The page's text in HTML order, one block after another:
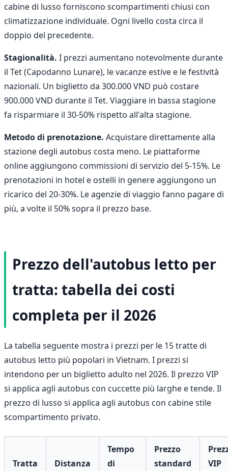
cabine di lusso forniscono scompartimenti chiusi con
climatizzazione individuale. Ogni livello costa circa il
doppio del precedente.
Stagionalità. I prezzi aumentano notevolmente durante
il Tet (Capodanno Lunare), le vacanze estive e le festività
nazionali. Un biglietto da 300.000 VND può costare
900.000 VND durante il Tet. Viaggiare in bassa stagione
fa risparmiare il 30-50% rispetto all'alta stagione.
Metodo di prenotazione. Acquistare direttamente alla
stazione degli autobus costa meno. Le piattaforme
online aggiungono commissioni di servizio del 5-15%. Le
prenotazioni in hotel e ostelli in genere aggiungono un
ricarico del 20-30%. Le agenzie di viaggio fanno pagare di
più, a volte il 50% sopra il prezzo base.
Prezzo dell'autobus letto per
tratta: tabella dei costi
completa per il 2026
La tabella seguente mostra i prezzi per le 15 tratte di
autobus letto più popolari in Vietnam. I prezzi si
intendono per un biglietto adulto nel 2026. Il prezzo VIP
si applica agli autobus con cuccette più larghe e tende. Il
prezzo di lusso si applica agli autobus con cabine stile
scompartimento privato.
Tratta Distanza
Tempo
di
Prezzo
standard
VIP